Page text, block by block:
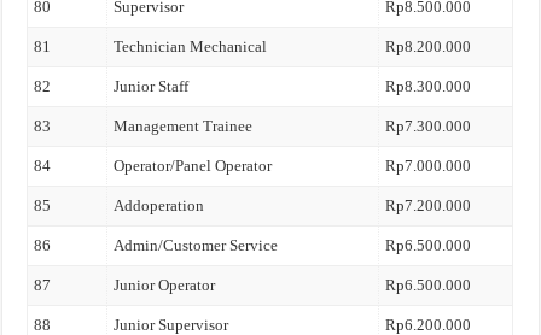
80 Supervisor Rp8.500.000
81 Technician Mechanical Rp8.200.000
82 Junior Staff Rp8.300.000
83 Management Trainee Rp7.300.000
84 Operator/Panel Operator Rp7.000.000
85 Addoperation Rp7.200.000
86 Admin/Customer Service Rp6.500.000
87 Junior Operator Rp6.500.000
88 Junior Supervisor Rp6.200.000